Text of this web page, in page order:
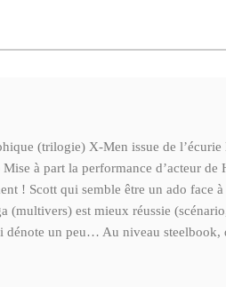
(trilogie) X-Men issue de l’écurie
à part la performance d’acteur de
! Scott qui semble être un ado face à
est mieux réussie
un peu… Au niveau steelbook,